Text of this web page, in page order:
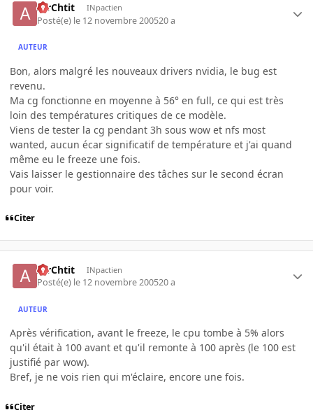
AirChtit INpactien
Posté(e) le 12 novembre 200520 a
AUTEUR
Bon, alors malgré les nouveaux drivers nvidia, le bug est
revenu.
Ma cg fonctionne en moyenne à 56° en full, ce qui est très
loin des températures critiques de ce modèle.
Viens de tester la cg pendant 3h sous wow et nfs most
wanted, aucun écar significatif de température et j'ai quand
même eu le freeze une fois.
Vais laisser le gestionnaire des tâches sur le second écran
pour voir.
Citer
AirChtit INpactien
Posté(e) le 12 novembre 200520 a
AUTEUR
Après vérification, avant le freeze, le cpu tombe à 5% alors
qu'il était à 100 avant et qu'il remonte à 100 après (le 100 est
justifié par wow).
Bref, je ne vois rien qui m'éclaire, encore une fois.
Citer